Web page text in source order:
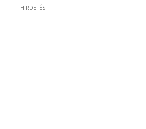
HIRDETÉS